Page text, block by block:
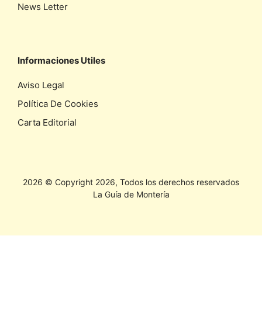
News Letter
Informaciones Utiles
Aviso Legal
Política De Cookies
Carta Editorial
2026 © Copyright 2026, Todos los derechos reservados
La Guía de Montería